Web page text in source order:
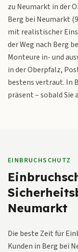
zu Neumarkt in der
Berg bei Neumarkt
mit realistischer
der Weg nach Berg
Monteure in- und
in der Oberpfalz,
bestens vertraut. In
präsent – sobald Sie
EINBRUCHSCHUTZ
Neumarkt
Die beste Zeit für
Kunden in Berg bei